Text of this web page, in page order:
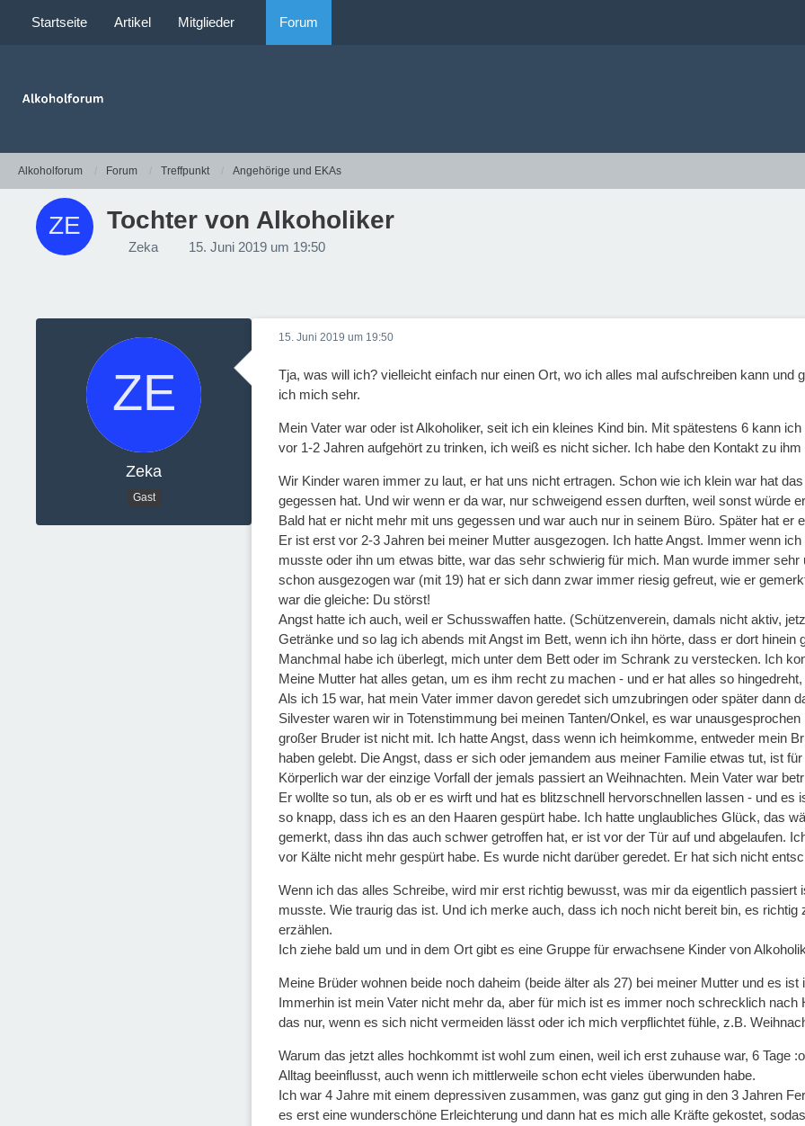
Startseite Artikel Mitglieder Forum
Alkoholforum Forum Treffpunkt Angehörige und EKAs
Tochter von Alkoholiker
Zeka 15. Juni 2019 um 19:50
Zeka
Gast
15. Juni 2019 um 19:50
Tja, was will ich? vielleicht einfach nur einen Ort, wo ich alles mal aufschreiben kann und
ich mich sehr.
Mein Vater war oder ist Alkoholiker, seit ich ein kleines Kind bin. Mit spätestens 6 kann
vor 1-2 Jahren aufgehört zu trinken, ich weiß es nicht sicher. Ich habe den Kontakt zu
Wir Kinder waren immer zu laut, er hat uns nicht ertragen. Schon wie ich klein war hat
gegessen hat. Und wir wenn er da war, nur schweigend essen durften, weil sonst würde
Bald hat er nicht mehr mit uns gegessen und war auch nur in seinem Büro. Später hat
Er ist erst vor 2-3 Jahren bei meiner Mutter ausgezogen. Ich hatte Angst. Immer wenn
musste oder ihn um etwas bitte, war das sehr schwierig für mich. Man wurde immer
schon ausgezogen war (mit 19) hat er sich dann zwar immer riesig gefreut, wie er
war die gleiche: Du störst!
Angst hatte ich auch, weil er Schusswaffen hatte. (Schützenverein, damals nicht aktiv,
Getränke und so lag ich abends mit Angst im Bett, wenn ich ihn hörte, dass er dort
Manchmal habe ich überlegt, mich unter dem Bett oder im Schrank zu verstecken. Ich
Meine Mutter hat alles getan, um es ihm recht zu machen - und er hat alles so
Als ich 15 war, hat mein Vater immer davon geredet sich umzubringen oder später dann
Silvester waren wir in Totenstimmung bei meinen Tanten/Onkel, es war
großer Bruder ist nicht mit. Ich hatte Angst, dass wenn ich heimkomme, entweder mein
haben gelebt. Die Angst, dass er sich oder jemandem aus meiner Familie etwas tut, ist
Körperlich war der einzige Vorfall der jemals passiert an Weihnachten. Mein Vater war
Er wollte so tun, als ob er es wirft und hat es blitzschnell hervorschnellen lassen - und
so knapp, dass ich es an den Haaren gespürt habe. Ich hatte unglaubliches Glück, das
gemerkt, dass ihn das auch schwer getroffen hat, er ist vor der Tür auf und abgelaufen.
vor Kälte nicht mehr gespürt habe. Es wurde nicht darüber geredet. Er hat sich nicht
Wenn ich das alles Schreibe, wird mir erst richtig bewusst, was mir da eigentlich
musste. Wie traurig das ist. Und ich merke auch, dass ich noch nicht bereit bin, es
erzählen.
Ich ziehe bald um und in dem Ort gibt es eine Gruppe für erwachsene Kinder von
Meine Brüder wohnen beide noch daheim (beide älter als 27) bei meiner Mutter und es
Immerhin ist mein Vater nicht mehr da, aber für mich ist es immer noch schrecklich
das nur, wenn es sich nicht vermeiden lässt oder ich mich verpflichtet fühle, z.B.
Warum das jetzt alles hochkommt ist wohl zum einen, weil ich erst zuhause war, 6 Tage
Alltag beeinflusst, auch wenn ich mittlerweile schon echt vieles überwunden habe.
Ich war 4 Jahre mit einem depressiven zusammen, was ganz gut ging in den 3 Jahren
es erst eine wunderschöne Erleichterung und dann hat es mich alle Kräfte gekostet,